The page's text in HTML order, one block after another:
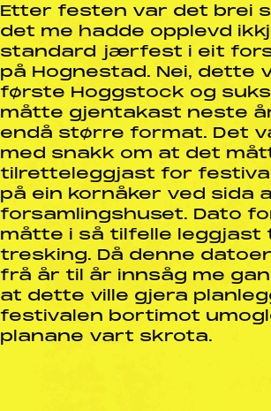
Etter festen var det brei
det me hadde opplevd
standard jærfest i eit
på Hognestad. Nei, dette
første Hoggstock og
måtte gjentakast neste
endå større format. Det
med snakk om at det
tilretteleggjast for
på ein kornåker ved sida
forsamlingshuset. Dato
måtte i så tilfelle
tresking. Då denne
frå år til år innsåg me
at dette ville gjera
festivalen bortimot
planane vart skrota.